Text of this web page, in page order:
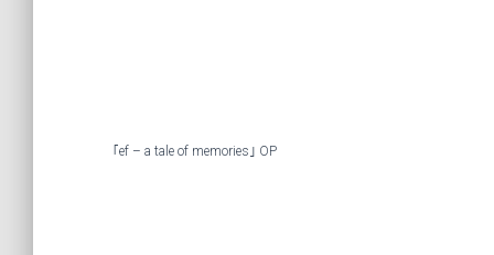
｢ef – a tale of memories｣ OP